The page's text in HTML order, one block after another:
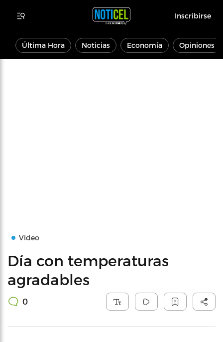
Inscribirse
Última Hora Noticias Economía Opiniones
Video
Día con temperaturas
agradables
0